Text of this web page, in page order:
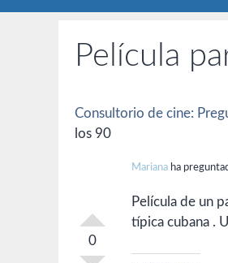
Película
Consultorio de cine:
los 90
0
Mariana ha
Película de un
típica cubana .